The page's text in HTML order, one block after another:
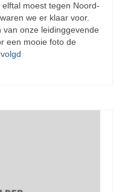
moest tegen Noord-
we er klaar voor.
onze leidinggevende
een mooie foto de